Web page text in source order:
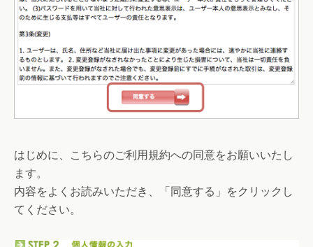
はじめに、こちらのご利用規約への同意をお願いいたし
ます。
内容をよくお読みいただき、「同意する」をクリックし
てください。